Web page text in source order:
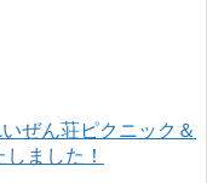
ぜん荘ピクニック＆
ました！